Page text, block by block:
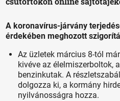
A koronavírus-járvány
érdekében meghozott
Az üzletek március 8-tól
kivéve az élelmiszerboltok,
benzinkutak. A
dolgozza ki, a kormány
nyilvánosságra hozza.